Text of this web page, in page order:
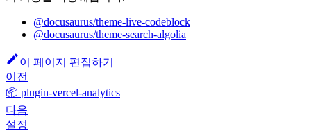
@docusaurus/theme-live-codeblock
@docusaurus/theme-search-algolia
이 페이지 편집하기
이전
📦 plugin-vercel-analytics
다음
설정